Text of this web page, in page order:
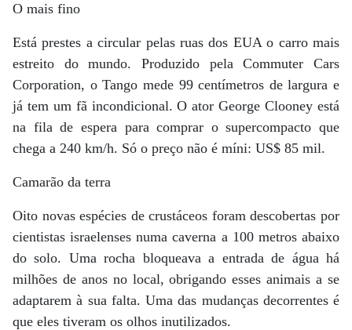
O mais fino
Está prestes a circular pelas ruas dos EUA o carro mais
estreito do mundo. Produzido pela Commuter Cars
Corporation, o Tango mede 99 centímetros de largura e
já tem um fã incondicional. O ator George Clooney está
na fila de espera para comprar o supercompacto que
chega a 240 km/h. Só o preço não é míni: US$ 85 mil.
Camarão da terra
Oito novas espécies de crustáceos foram descobertas por
cientistas israelenses numa caverna a 100 metros abaixo
do solo. Uma rocha bloqueava a entrada de água há
milhões de anos no local, obrigando esses animais a se
adaptarem à sua falta. Uma das mudanças decorrentes é
que eles tiveram os olhos inutilizados.